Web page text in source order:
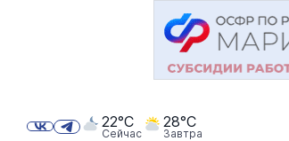
22°C
Сейчас
28°C
Завтра